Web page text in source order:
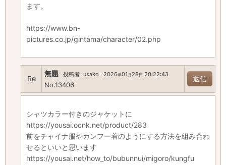
ます。
https://www.bn-
pictures.co.jp/gintama/character/02.php
Re
無題 投稿者: usako 2026年01 月28 日 20:22:43
No.13406
返信
シャツカラー付きのジャケットに
https://yousai.ocnk.net/product/283
前をチャイナ服やカンフー着のようにする方法を組み合わ
せるといいと思います
https://yousai.net/how_to/bubunnui/migoro/kungfu